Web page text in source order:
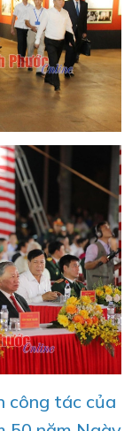
công tác của